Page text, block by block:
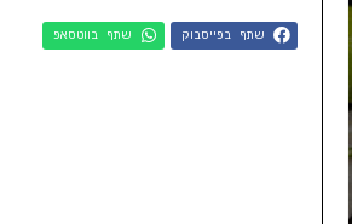
שתף בפייסבוק שתף בווטסאפ